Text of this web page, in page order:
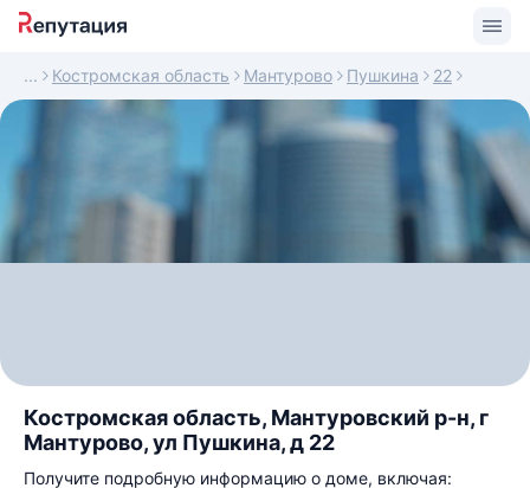
Костромская область Мантурово Пушкина 22
Костромская область, Мантуровский р-н, г
Мантурово, ул Пушкина, д 22
Получите подробную информацию о доме, включая: